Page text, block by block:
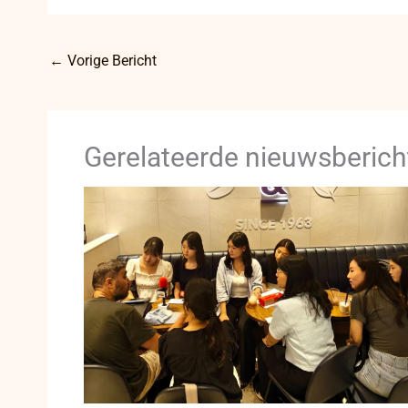
← Vorige Bericht
Gerelateerde